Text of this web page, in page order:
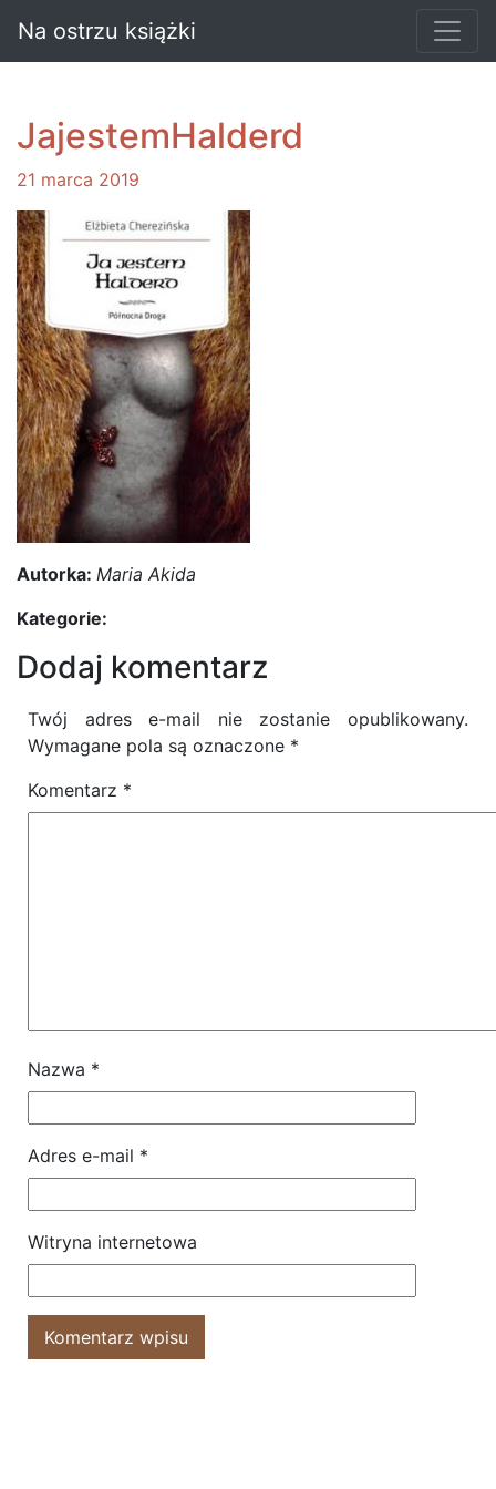
Na ostrzu książki
JajestemHalderd
21 marca 2019
Autorka: Maria Akida
Kategorie:
Dodaj komentarz
Twój adres e-mail nie zostanie opublikowany.
Wymagane pola są oznaczone *
Komentarz *
Nazwa *
Adres e-mail *
Witryna internetowa